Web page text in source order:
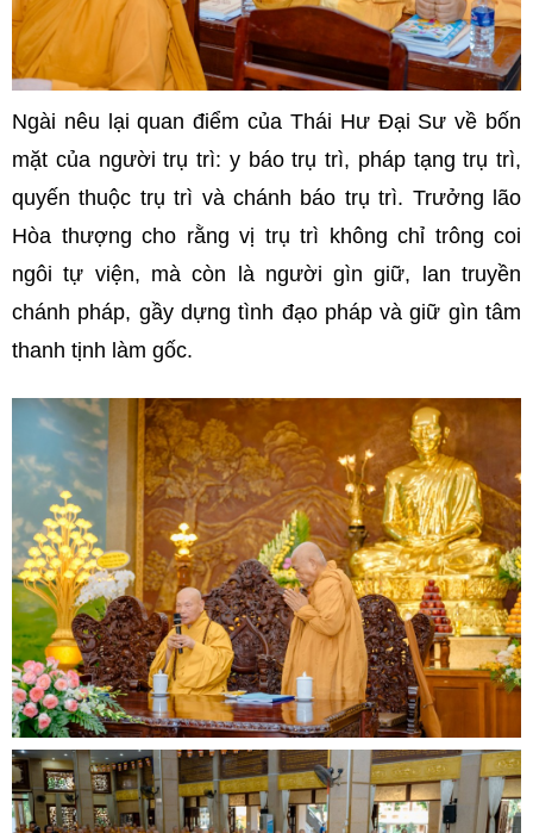
Ngài nêu lại quan điểm của Thái Hư Đại Sư về bốn
mặt của người trụ trì: y báo trụ trì, pháp tạng trụ trì,
quyến thuộc trụ trì và chánh báo trụ trì. Trưởng lão
Hòa thượng cho rằng vị trụ trì không chỉ trông coi
ngôi tự viện, mà còn là người gìn giữ, lan truyền
chánh pháp, gầy dựng tình đạo pháp và giữ gìn tâm
thanh tịnh làm gốc.